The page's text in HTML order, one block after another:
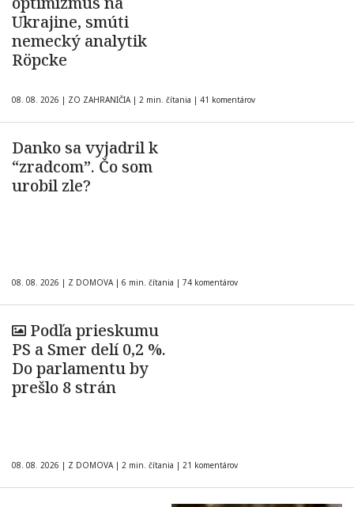
Ukrajine, smúti
nemecký analytik
Röpcke
08. 08. 2026 | ZO ZAHRANIČIA | 2 min. čítania | 41 komentárov
Danko sa vyjadril k
“zradcom”. Čo som
urobil zle?
08. 08. 2026 | Z DOMOVA | 6 min. čítania | 74 komentárov
Podľa prieskumu
PS a Smer delí 0,2 %.
Do parlamentu by
prešlo 8 strán
08. 08. 2026 | Z DOMOVA | 2 min. čítania | 21 komentárov